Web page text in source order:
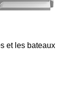
et les bateaux